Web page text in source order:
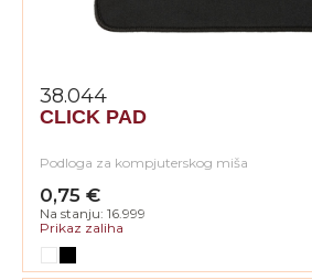
38.044
CLICK PAD
Podloga za kompjuterskog miša
0,75 €
Na stanju: 16.999
Prikaz zaliha